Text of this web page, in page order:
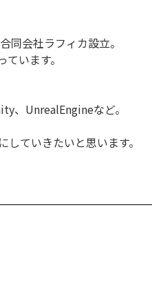
同会社ラフィカ設立。
います。
、UnrealEngineなど。
ていきたいと思います。